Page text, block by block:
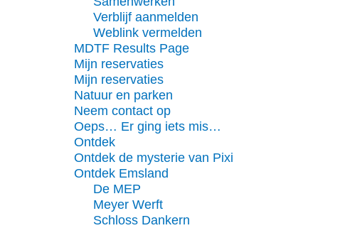
Verblijf aanmelden
Weblink vermelden
MDTF Results Page
Mijn reservaties
Mijn reservaties
Natuur en parken
Neem contact op
Oeps… Er ging iets mis…
Ontdek
Ontdek de mysterie van Pixi
Ontdek Emsland
De MEP
Meyer Werft
Schloss Dankern